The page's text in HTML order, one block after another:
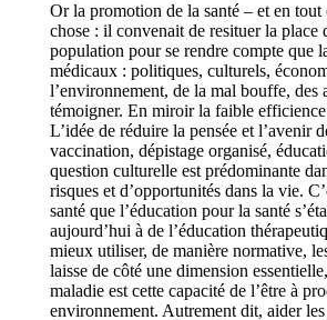
Or la promotion de la santé – et en
chose : il convenait de resituer la place
population pour se rendre compte que
médicaux : politiques, culturels,
l’environnement, de la mal bouffe, des
témoigner. En miroir la faible
L’idée de réduire la pensée et l’avenir
vaccination, dépistage organisé,
question culturelle est prédominante
risques et d’opportunités dans la vie.
santé que l’éducation pour la santé
aujourd’hui à de l’éducation
mieux utiliser, de manière normative,
laisse de côté une dimension
maladie est cette capacité de l’être à
environnement. Autrement dit, aider les